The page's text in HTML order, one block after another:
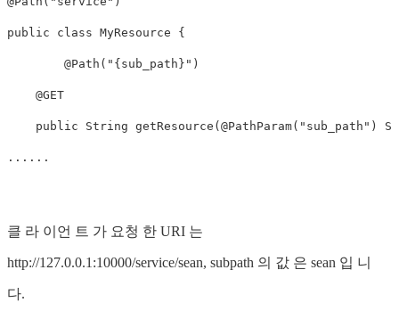
public class MyResource {
    @GET
public String getResource(@PathParam("sub_path")
......
클 라 이언 트 가 요청 한 URI 는
http://127.0.0.1:10000/service/sean, subpath 의 값 은 sean 입 니
다.